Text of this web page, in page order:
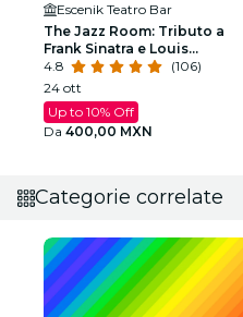
Escenik Teatro Bar
The Jazz Room: Tributo a
Frank Sinatra e Louis
Armstrong
4.8
(106)
24 ott
Up to 10% Off
Da 400,00 MXN
Categorie correlate